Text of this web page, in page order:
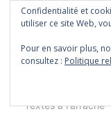
Skeletor confiné
Textes à l'arrache
Confidentialité et
utiliser ce site Web,
Pour en savoir plus,
consultez : Politique